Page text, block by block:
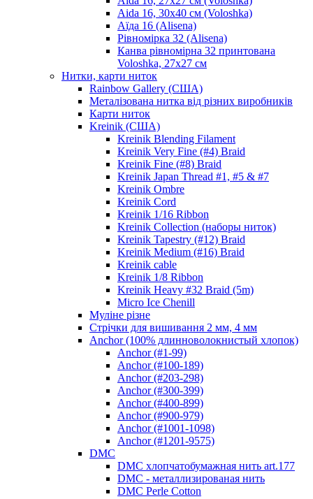
Aida 16, 30х40 см (Voloshka)
Аїда 16 (Alisena)
Рівномірка 32 (Alisena)
Канва рівномірна 32 принтована
Voloshka, 27х27 см
Нитки, карти ниток
Rainbow Gallery (США)
Металізована нитка від різних виробників
Карти ниток
Kreinik (США)
Kreinik Blending Filament
Kreinik Very Fine (#4) Braid
Kreinik Fine (#8) Braid
Kreinik Japan Thread #1, #5 & #7
Kreinik Ombre
Kreinik Cord
Kreinik 1/16 Ribbon
Kreinik Collection (наборы ниток)
Kreinik Tapestry (#12) Braid
Kreinik Medium (#16) Braid
Kreinik cable
Kreinik 1/8 Ribbon
Kreinik Heavy #32 Braid (5m)
Micro Ice Chenill
Муліне різне
Стрічки для вишивання 2 мм, 4 мм
Anchor (100% длинноволокнистый хлопок)
Anchor (#1-99)
Anchor (#100-189)
Anchor (#203-298)
Anchor (#300-399)
Anchor (#400-899)
Anchor (#900-979)
Anchor (#1001-1098)
Anchor (#1201-9575)
DMC
DMC хлопчатобумажная нить art.177
DMC - металлизированая нить
DMC Perle Cotton